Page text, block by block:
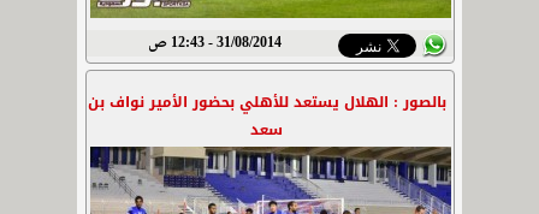
31/08/2014 - 12:43 ص
بالصور : الهلال يستعد للأهلي بحضور الأمير نواف بن
سعد